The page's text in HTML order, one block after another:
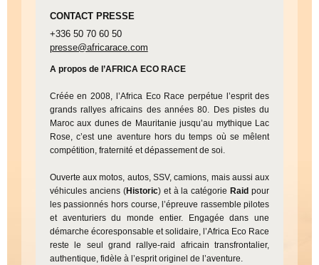
CONTACT PRESSE
+336 50 70 60 50
presse@africarace.com
A propos de l’AFRICA ECO RACE
Créée en 2008, l’Africa Eco Race perpétue l’esprit des
grands rallyes africains des années 80. Des pistes du
Maroc aux dunes de Mauritanie jusqu’au mythique Lac
Rose, c’est une aventure hors du temps où se mêlent
compétition, fraternité et dépassement de soi.
Ouverte aux motos, autos, SSV, camions, mais aussi aux
véhicules anciens (Historic) et à la catégorie Raid pour
les passionnés hors course, l’épreuve rassemble pilotes
et aventuriers du monde entier. Engagée dans une
démarche écoresponsable et solidaire, l’Africa Eco Race
reste le seul grand rallye-raid africain transfrontalier,
authentique, fidèle à l’esprit originel de l’aventure.